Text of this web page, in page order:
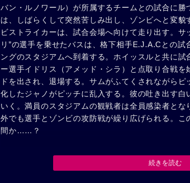
バン・ルノワール）が所属するチームとの試合に勝
は、しばらくして突然苦しみ出し、ゾンビへと変
ビストライカーは、試合会場へ向けて走り出す。
リ”の選手を乗せたバスは、格下相手E.J.A.Cとの
ングのスタジアムへ到着する。ホイッスルと共に
ー選手イドリス（アメッド・シラ）と点取り合戦
ドを出され、退場する。サムがふてくされながら
化したジャノがピッチに乱入する。彼の吐き出す
いく。満員のスタジアムの観戦者は全員感染者と
外でも選手とゾンビの攻防戦が繰り広げられる。こ
間か……？
続きを読む